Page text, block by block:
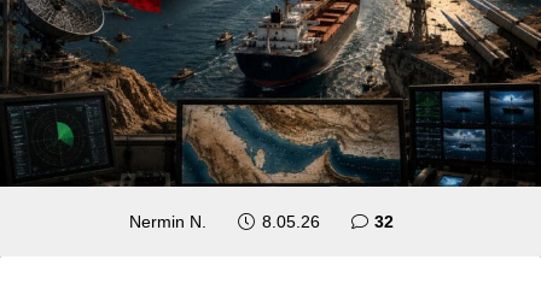
Nermin N. 8.05.26 32